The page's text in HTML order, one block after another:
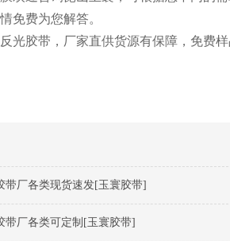
免费为您解答。
光胶带，厂家直供货源有保障，免费
带厂各类现货速发[玉寰胶带]
带厂各类可定制[玉寰胶带]